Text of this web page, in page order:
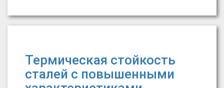
Термическая стойкость
сталей с повышенными